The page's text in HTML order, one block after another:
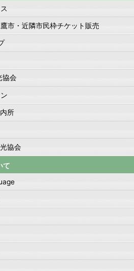
市・近隣市民枠チケット販売
協会
所
協会
て